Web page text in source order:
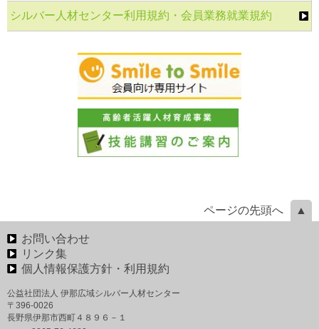
シルバー人材センター利用規約・会員業務就業規約
ページの先頭へ
お問い合わせ
リンク集
個人情報保護方針・利用規約
公益社団法人 伊那広域シルバー人材センター
〒396-0026
長野県伊那市西町４８９６－１